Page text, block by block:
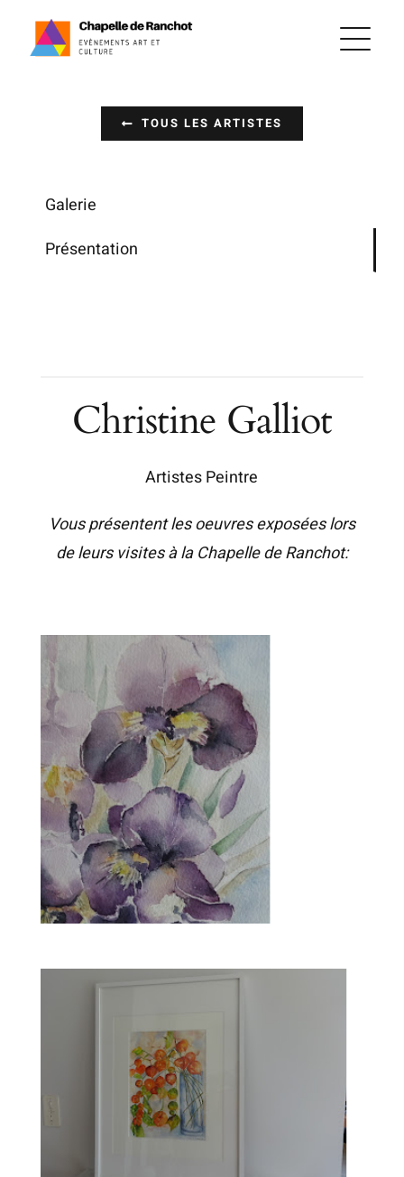
Christine Galliot
Artistes Peintre
Vous présentent les oeuvres exposées lors
de leurs visites à la Chapelle de Ranchot:
TOUS LES ARTISTES
Galerie
Présentation